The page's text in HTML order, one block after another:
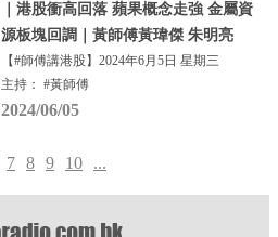
｜港股衝高回落 蘋果概念走強 金屬資
源板塊回調｜黃師傅黃瑋傑 朱明亮
【#師傅講港股】2024年6月5日 星期三
主持： #黃師傅
2024/06/05
7 8 9 10 ...